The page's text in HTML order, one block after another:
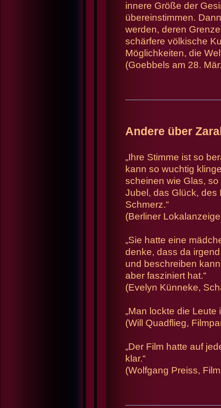
innere Größe der
übereinstimmen.
werden, deren
schärfere völkische
Möglichkeiten, die
(Goebbels am 28.
Andere über
„Ihre Stimme ist so
kann so wuchtig
scheinen wie Glas,
Jubel, das Glück, des
Schmerz.“
(Berliner
„Sie hatte eine
denke, dass da
und beschreiben
aber fasziniert hat.“
(Evelyn Künneke,
„Man lockte die
(Will Quadflieg,
„Der Film hatte auf
klar.“
(Wolfgang Preiss,